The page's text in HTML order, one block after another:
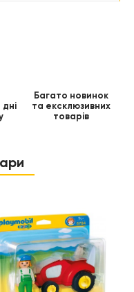
Багато новинок
та ексклюзивних
товарів